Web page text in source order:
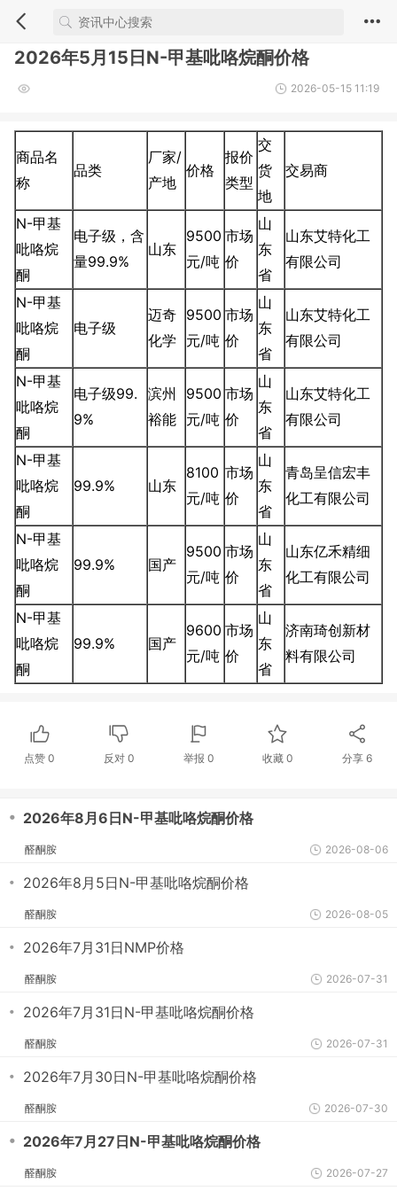
2026年5月15日N-甲基吡咯烷酮价格
2026-05-15 11:19
商品名
称
品类
厂家/
产地
价格
报价
类型
交
货
地
交易商
N-甲基
吡咯烷
酮
电子级，含
量99.9%
山东
9500
元/吨
市场
价
山
东
省
山东艾特化工
有限公司
N-甲基
吡咯烷
酮
电子级
迈奇
化学
9500
元/吨
市场
价
山
东
省
山东艾特化工
有限公司
N-甲基
吡咯烷
酮
电子级99.
9%
滨州
裕能
9500
元/吨
市场
价
山
东
省
山东艾特化工
有限公司
N-甲基
吡咯烷
酮
99.9% 山东
8100
元/吨
市场
价
山
东
省
青岛呈信宏丰
化工有限公司
N-甲基
吡咯烷
酮
99.9% 国产
9500
元/吨
市场
价
山
东
省
山东亿禾精细
化工有限公司
N-甲基
吡咯烷
酮
99.9% 国产
9600
元/吨
市场
价
山
东
省
济南琦创新材
料有限公司
点赞0 反对 0 举报 0 收藏 0 分享6
・ 2026年8月6日N-甲基吡咯烷酮价格
醛酮胺 2026-08-06
・ 2026年8月5日N-甲基吡咯烷酮价格
醛酮胺 2026-08-05
・ 2026年7月31日NMP价格
醛酮胺 2026-07-31
・ 2026年7月31日N-甲基吡咯烷酮价格
醛酮胺 2026-07-31
・ 2026年7月30日N-甲基吡咯烷酮价格
醛酮胺 2026-07-30
・ 2026年7月27日N-甲基吡咯烷酮价格
醛酮胺 2026-07-27